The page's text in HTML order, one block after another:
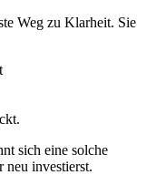
Weg zu Klarheit. Sie
sich eine solche
neu investierst.